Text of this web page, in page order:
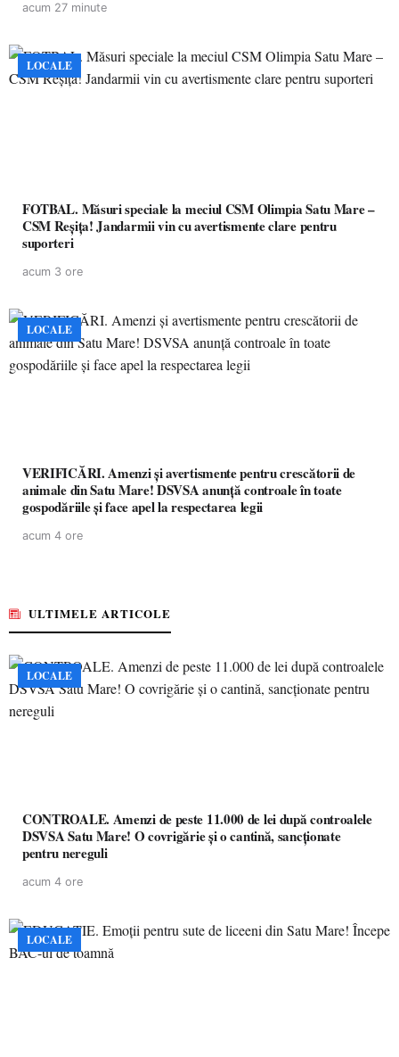
acum 27 minute
LOCALE
FOTBAL. Măsuri speciale la meciul CSM Olimpia Satu Mare –
CSM Reșița! Jandarmii vin cu avertismente clare pentru
suporteri
acum 3 ore
LOCALE
VERIFICĂRI. Amenzi și avertismente pentru crescătorii de
animale din Satu Mare! DSVSA anunță controale în toate
gospodăriile și face apel la respectarea legii
acum 4 ore
ULTIMELE ARTICOLE
LOCALE
CONTROALE. Amenzi de peste 11.000 de lei după controalele
DSVSA Satu Mare! O covrigărie și o cantină, sancționate
pentru nereguli
acum 4 ore
LOCALE